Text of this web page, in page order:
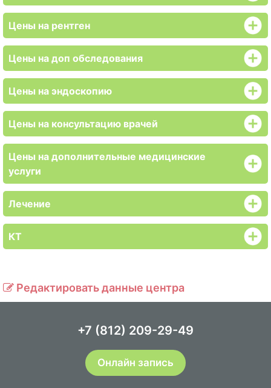
Цены на рентген
Цены на доп обследования
Цены на эндоскопию
Цены на консультацию врачей
Цены на дополнительные медицинские
услуги
Лечение
КТ
Редактировать данные центра
+7 (812) 209-29-49
Онлайн запись